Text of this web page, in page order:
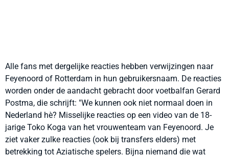
Alle fans met dergelijke reacties hebben verwijzingen naar
Feyenoord of Rotterdam in hun gebruikersnaam. De reacties
worden onder de aandacht gebracht door voetbalfan Gerard
Postma, die schrijft: "We kunnen ook niet normaal doen in
Nederland hè? Misselijke reacties op een video van de 18-
jarige Toko Koga van het vrouwenteam van Feyenoord. Je
ziet vaker zulke reacties (ook bij transfers elders) met
betrekking tot Aziatische spelers. Bijna niemand die wat